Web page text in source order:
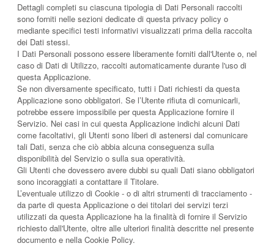
Dettagli completi su ciascuna tipologia di Dati Personali raccolti
sono forniti nelle sezioni dedicate di questa privacy policy o
mediante specifici testi informativi visualizzati prima della raccolta
dei Dati stessi.
I Dati Personali possono essere liberamente forniti dall'Utente o, nel
caso di Dati di Utilizzo, raccolti automaticamente durante l'uso di
questa Applicazione.
Se non diversamente specificato, tutti i Dati richiesti da questa
Applicazione sono obbligatori. Se l’Utente rifiuta di comunicarli,
potrebbe essere impossibile per questa Applicazione fornire il
Servizio. Nei casi in cui questa Applicazione indichi alcuni Dati
come facoltativi, gli Utenti sono liberi di astenersi dal comunicare
tali Dati, senza che ciò abbia alcuna conseguenza sulla
disponibilità del Servizio o sulla sua operatività.
Gli Utenti che dovessero avere dubbi su quali Dati siano obbligatori
sono incoraggiati a contattare il Titolare.
L’eventuale utilizzo di Cookie - o di altri strumenti di tracciamento -
da parte di questa Applicazione o dei titolari dei servizi terzi
utilizzati da questa Applicazione ha la finalità di fornire il Servizio
richiesto dall'Utente, oltre alle ulteriori finalità descritte nel presente
documento e nella Cookie Policy.